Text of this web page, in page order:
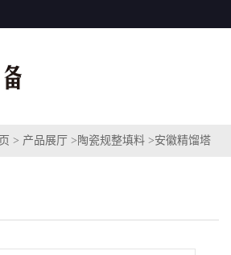
> 产品展厅 > 陶瓷规整填料 >安徽精馏塔